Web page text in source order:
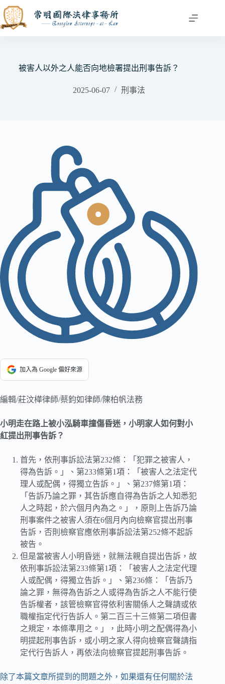
跳
至
主
被害人以外之人能否向地檢署提出刑事告訴？
2025-06-07 刑事法
加入為 Google 偏好來源
編輯/莊汶樺律師/蔡鈞如律師/陳柏帆法務
小明走在路上被小泓騎車撞傷昏迷，小明家人如何對小
紅提出刑事告訴？
首先，依刑事訴訟法第232條：「犯罪之被害人，
得為告訴。」、第233條第1項：「被害人之法定代
理人或配偶，得獨立告訴。」、第237條第1項：
「告訴乃論之罪，其告訴應自得為告訴之人知悉犯
人之時起，於六個月內為之。」，原則上告訴乃論
刑事案件之被害人須在6個月內向檢察官提出刑事
告訴，否則檢察官應依刑事訴訟法第252條不起訴
被告。
但是當被害人小明昏迷，就無法親自提出告訴，故
依刑事訴訟法第233條第1項：「被害人之法定代理
人或配偶，得獨立告訴。」、第236條：「告訴乃
論之罪，無得為告訴之人或得為告訴之人不能行使
告訴權者，該管檢察官得依利害關係人之聲請或依
職權指定代行告訴人。第二百三十三條第二項但書
之規定，本條準用之。」，此時小明之配偶得為小
明提起刑事告訴，或小明之家人得向檢察官聲請指
定代行告訴人，再依法向檢察官提起刑事告訴。
除了本篇文章所提到的問題之外，如果還有任何關於法